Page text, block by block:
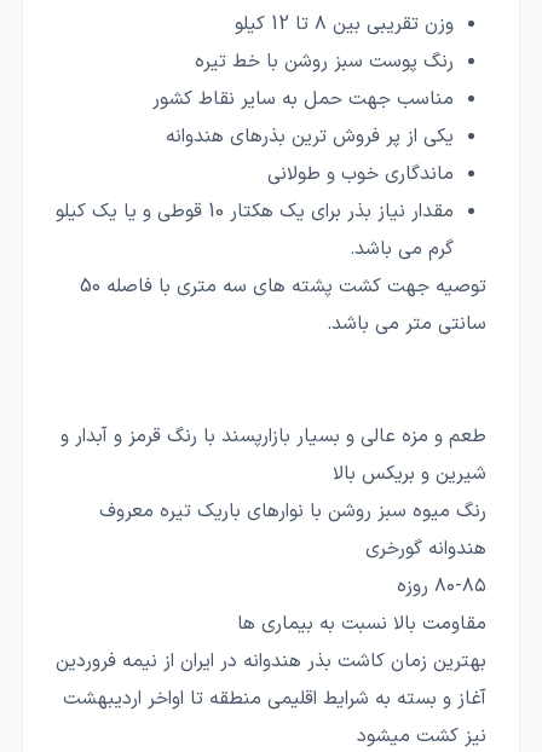
وزن تقریبی بین ۸ تا 12 کیلو
رنگ پوست سبز روشن با خط تیره
مناسب جهت حمل به سایر نقاط کشور
یکی از پر فروش ترین بذرهای هندوانه
ماندگاری خوب و طولانی
مقدار نیاز بذر برای یک هکتار 10 قوطی و یا یک کیلو
گرم می باشد.
توصیه جهت کشت پشته های سه متری با فاصله 50
سانتی متر می باشد.
طعم و مزه عالی و بسیار بازارپسند با رنگ قرمز و آبدار و
شیرین و بریکس بالا
رنگ میوه سبز روشن با نوارهای باریک تیره معروف
هندوانه گورخری
۸۰-۸۵ روزه
مقاومت بالا نسبت به بیماری ها
بهترین زمان کاشت بذر هندوانه در ایران از نیمه فروردین
آغاز و بسته به شرایط اقلیمی منطقه تا اواخر اردیبهشت
نیز کشت میشود